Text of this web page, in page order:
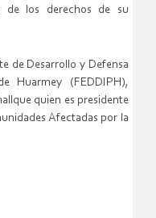
de los derechos de su
de Desarrollo y Defensa
Huarmey (FEDDIPH),
quien es presidente
Afectadas por la